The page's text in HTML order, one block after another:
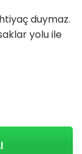
duymaz.
yolu ile